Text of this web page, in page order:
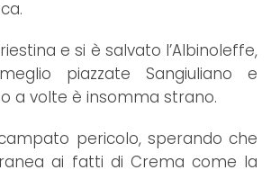
e si è salvato l’Albinoleffe,
piazzate Sangiuliano e
a volte è insomma strano.
pericolo, sperando che
ai fatti di Crema come la